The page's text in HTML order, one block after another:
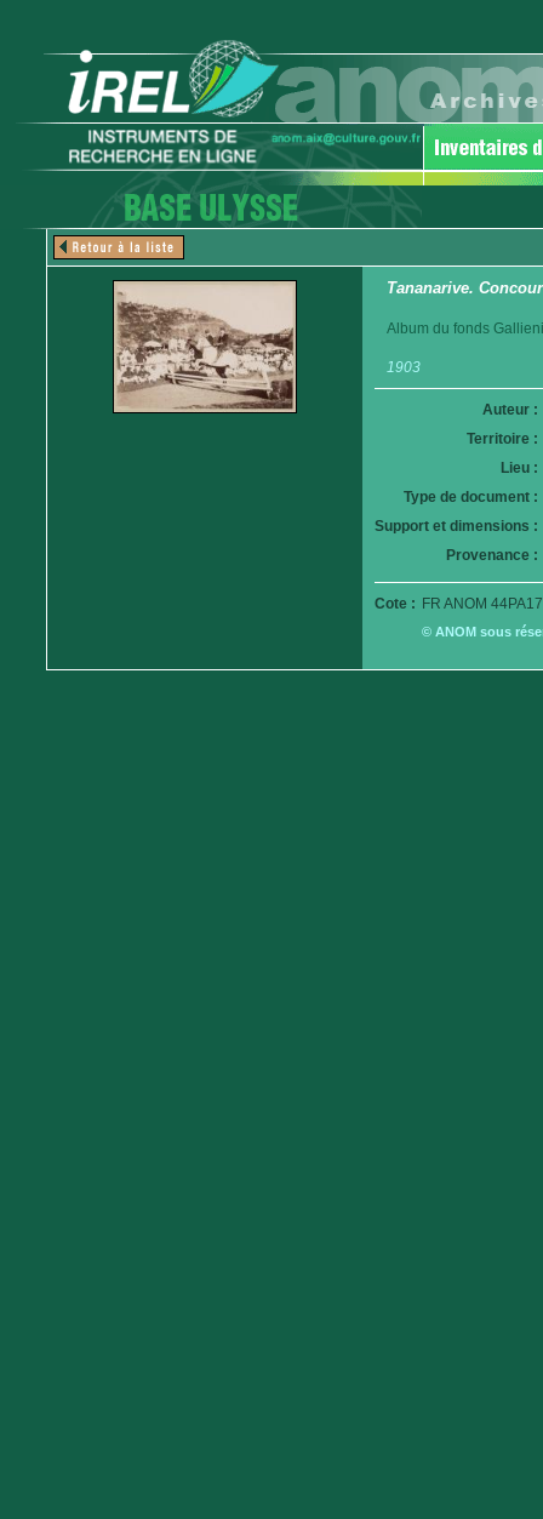
Tananarive.
Album du fonds
1903
Auteur :
Territoire :
Lieu :
Type de document :
Support et dimensions :
Provenance :
Cote : FR ANOM
© ANOM sous